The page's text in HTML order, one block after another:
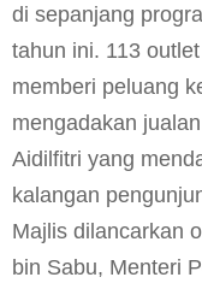
di sepanjang
tahun ini. 113
memberi peluang
mengadakan
Aidilfitri yang
kalangan
Majlis dilancarkan
bin Sabu, Menteri